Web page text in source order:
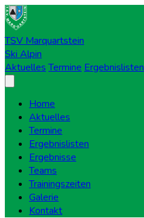
TSV Marquartstein
Ski Alpin
Aktuelles Termine Ergebnislisten
Home
Aktuelles
Termine
Ergebnislisten
Ergebnisse
Teams
Trainingszeiten
Galerie
Kontakt